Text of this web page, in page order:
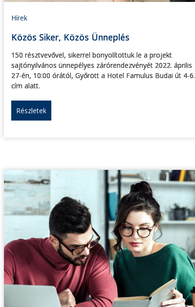
Hírek
Közös Siker, Közös Ünneplés
150 résztvevővel, sikerrel bonyolítottuk le a projekt
sajtónyilvános ünnepélyes zárórendezvényét 2022. április
27-én, 10:00 órától, Győrött a Hotel Famulus Budai út 4-6.
cím alatt.
Részletek